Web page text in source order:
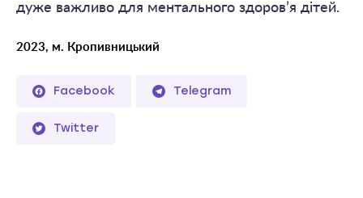
дуже важливо для ментального здоров’я дітей.
2023, м. Кропивницький
Facebook Telegram
Twitter